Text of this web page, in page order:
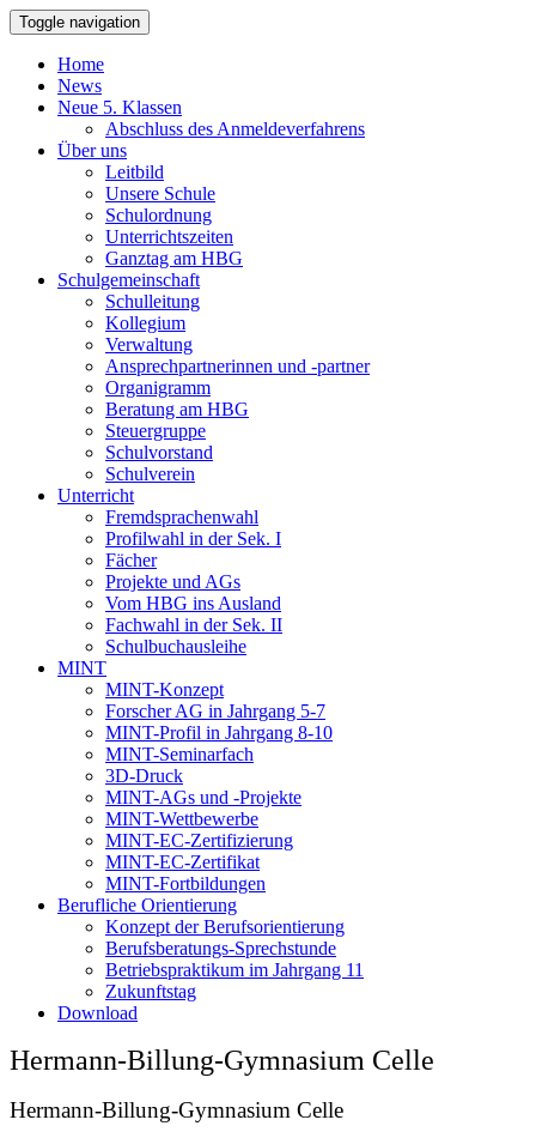
Toggle navigation
Home
News
Neue 5. Klassen
Abschluss des Anmeldeverfahrens
Über uns
Leitbild
Unsere Schule
Schulordnung
Unterrichtszeiten
Ganztag am HBG
Schulgemeinschaft
Schulleitung
Kollegium
Verwaltung
Ansprechpartnerinnen und -partner
Organigramm
Beratung am HBG
Steuergruppe
Schulvorstand
Schulverein
Unterricht
Fremdsprachenwahl
Profilwahl in der Sek. I
Fächer
Projekte und AGs
Vom HBG ins Ausland
Fachwahl in der Sek. II
Schulbuchausleihe
MINT
MINT-Konzept
Forscher AG in Jahrgang 5-7
MINT-Profil in Jahrgang 8-10
MINT-Seminarfach
3D-Druck
MINT-AGs und -Projekte
MINT-Wettbewerbe
MINT-EC-Zertifizierung
MINT-EC-Zertifikat
MINT-Fortbildungen
Berufliche Orientierung
Konzept der Berufsorientierung
Berufsberatungs-Sprechstunde
Betriebspraktikum im Jahrgang 11
Zukunftstag
Download
Hermann-Billung-Gymnasium Celle
Hermann-Billung-Gymnasium Celle